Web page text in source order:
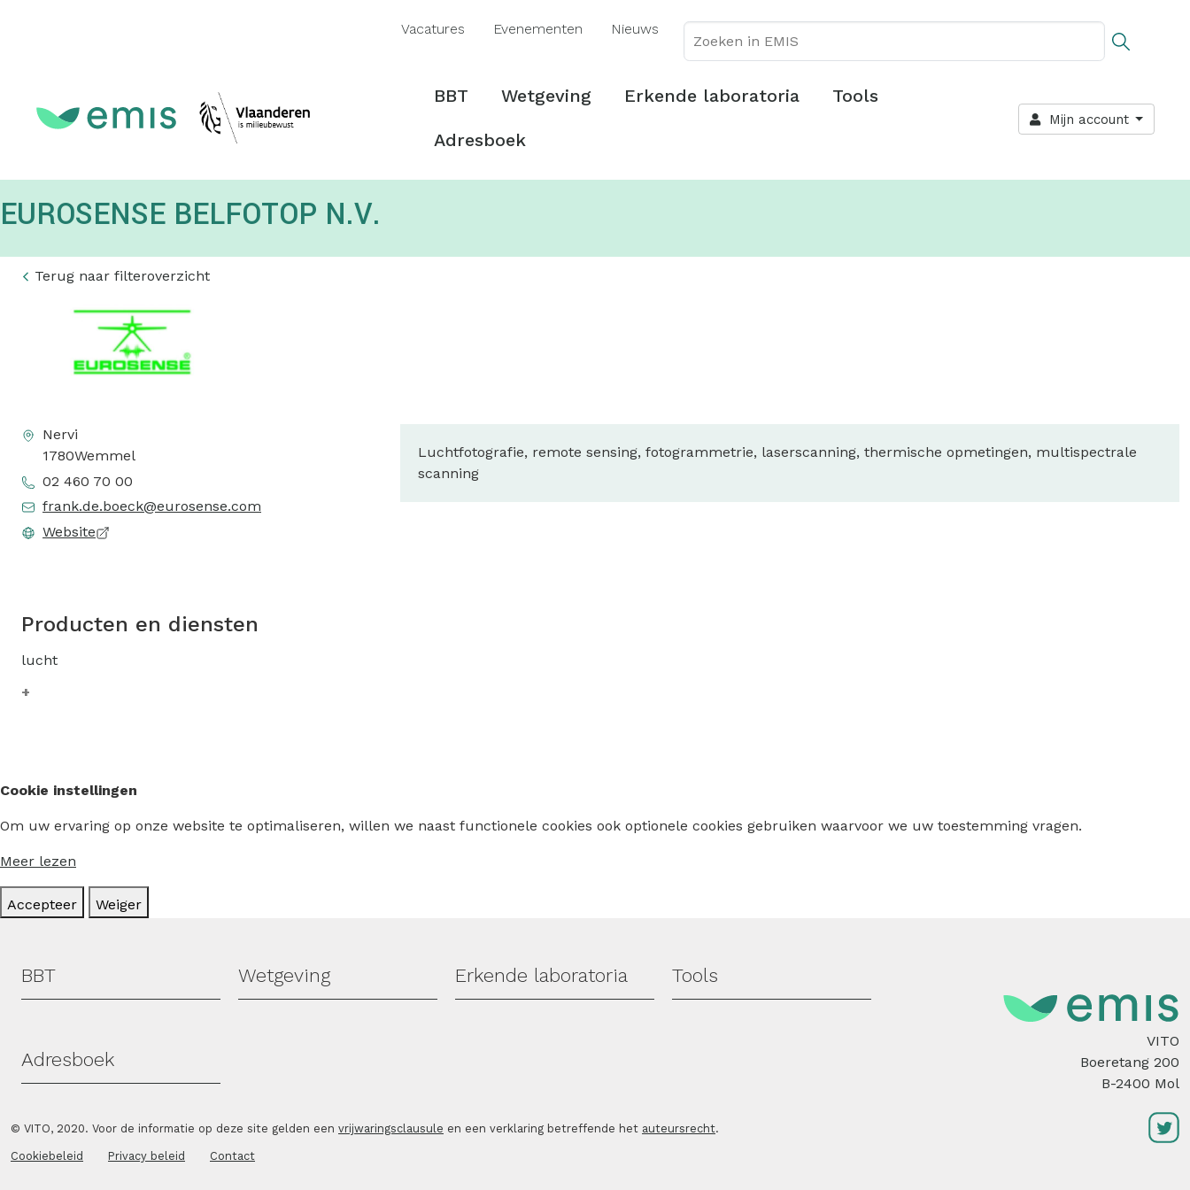
inhoud
Vacatures Evenementen Nieuws
Hoofdmenu
BBT Wetgeving Erkende laboratoria Tools
Adresboek
Mijn account
EUROSENSE BELFOTOP N.V.
Terug naar filteroverzicht
Nervi
1780Wemmel
02 460 70 00
frank.de.boeck@eurosense.com
Website
Luchtfotografie, remote sensing, fotogrammetrie, laserscanning, thermische opmetingen, multispectrale
scanning
Producten en diensten
lucht
Cookie instellingen
Om uw ervaring op onze website te optimaliseren, willen we naast functionele cookies ook optionele cookies gebruiken waarvoor we uw toestemming vragen.
Meer lezen
Accepteer Weiger
Hoofdmenu
BBT Wetgeving Erkende laboratoria Tools
Adresboek
© VITO, 2020. Voor de informatie op deze site gelden een vrijwaringsclausule en een verklaring betreffende het auteursrecht.
Cookiebeleid Privacy beleid Contact
VITO
Boeretang 200
B-2400 Mol